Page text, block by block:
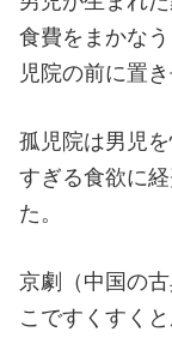
食費をまかな
児院の前に置き
孤児院は男児
すぎる食欲に
た。
京劇（中国の
こですくすく